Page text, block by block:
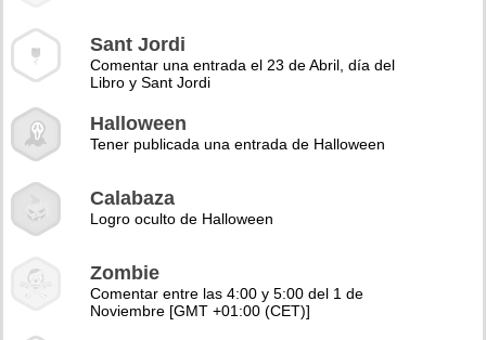
Sant Jordi
Comentar una entrada el 23 de Abril, día del
Libro y Sant Jordi
Halloween
Tener publicada una entrada de Halloween
Calabaza
Logro oculto de Halloween
Zombie
Comentar entre las 4:00 y 5:00 del 1 de
Noviembre [GMT +01:00 (CET)]